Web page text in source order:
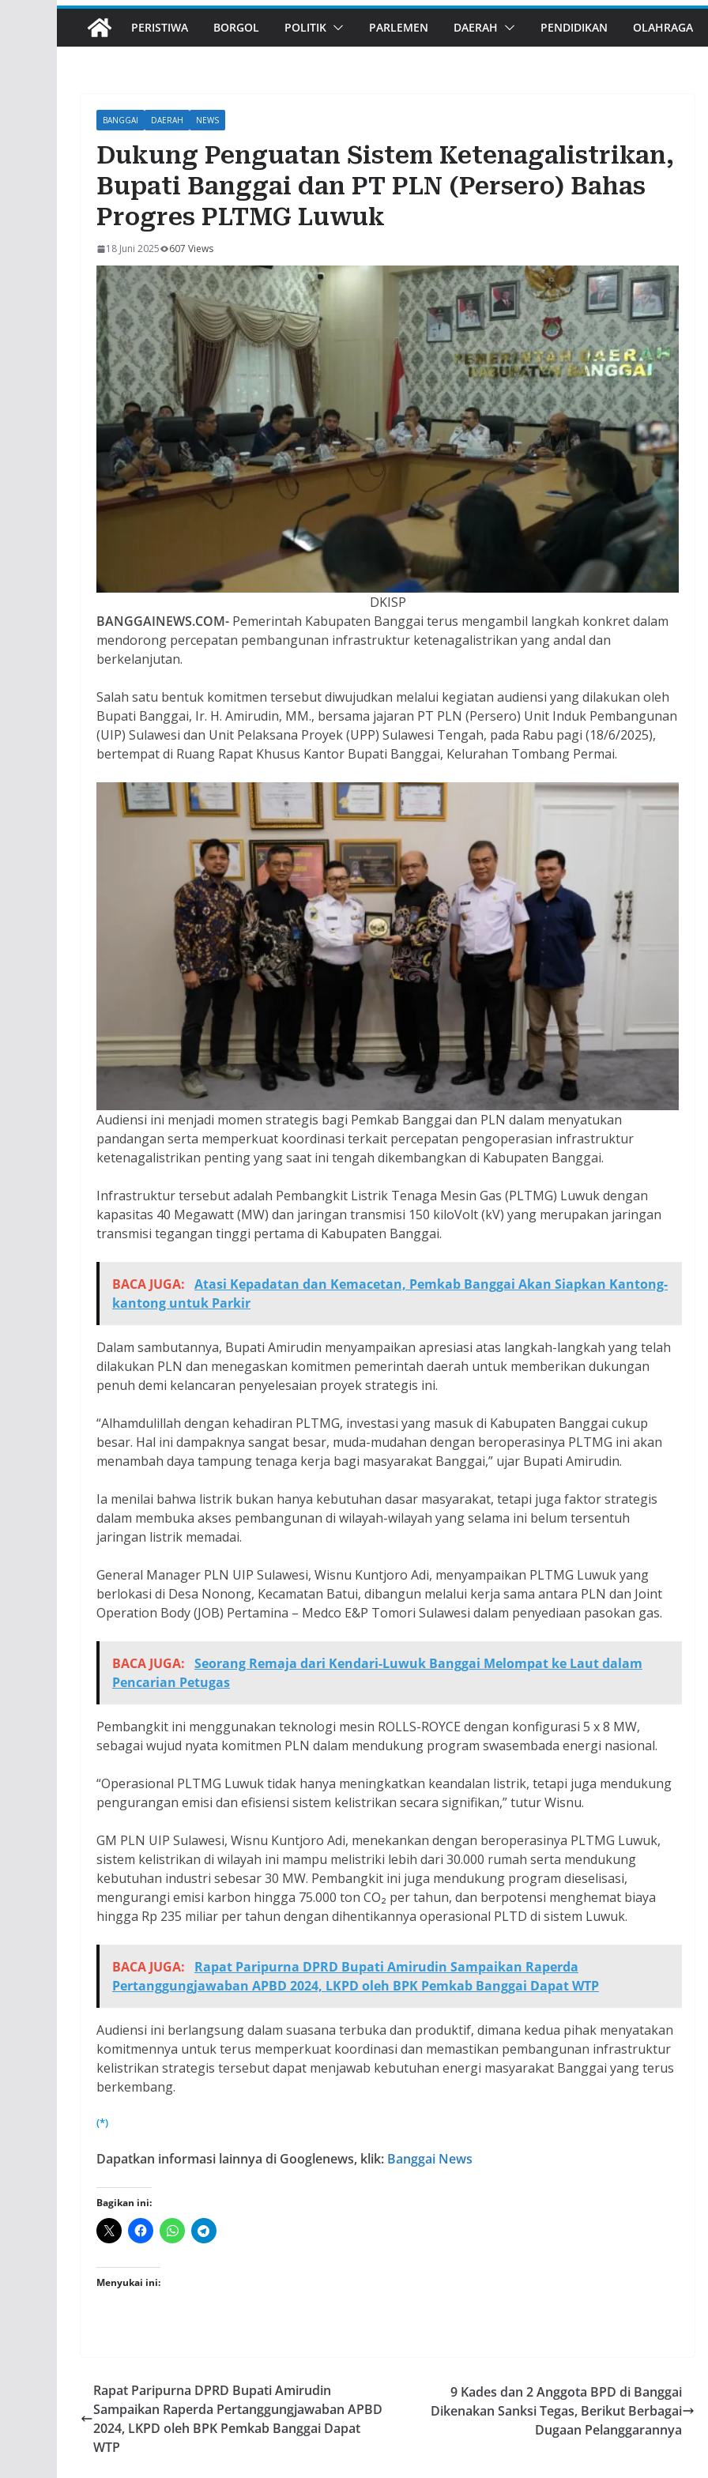
PERISTIWA BORGOL POLITIK PARLEMEN DAERAH PENDIDIKAN OLAHRAGA
BANGGAI DAERAH NEWS
Dukung Penguatan Sistem Ketenagalistrikan,
Bupati Banggai dan PT PLN (Persero) Bahas
Progres PLTMG Luwuk
18 Juni 2025 607 Views
DKISP
BANGGAINEWS.COM- Pemerintah Kabupaten Banggai terus mengambil langkah konkret dalam
mendorong percepatan pembangunan infrastruktur ketenagalistrikan yang andal dan
berkelanjutan.
Salah satu bentuk komitmen tersebut diwujudkan melalui kegiatan audiensi yang dilakukan oleh
Bupati Banggai, Ir. H. Amirudin, MM., bersama jajaran PT PLN (Persero) Unit Induk Pembangunan
(UIP) Sulawesi dan Unit Pelaksana Proyek (UPP) Sulawesi Tengah, pada Rabu pagi (18/6/2025),
bertempat di Ruang Rapat Khusus Kantor Bupati Banggai, Kelurahan Tombang Permai.
Audiensi ini menjadi momen strategis bagi Pemkab Banggai dan PLN dalam menyatukan
pandangan serta memperkuat koordinasi terkait percepatan pengoperasian infrastruktur
ketenagalistrikan penting yang saat ini tengah dikembangkan di Kabupaten Banggai.
Infrastruktur tersebut adalah Pembangkit Listrik Tenaga Mesin Gas (PLTMG) Luwuk dengan
kapasitas 40 Megawatt (MW) dan jaringan transmisi 150 kiloVolt (kV) yang merupakan jaringan
transmisi tegangan tinggi pertama di Kabupaten Banggai.
BACA JUGA: Atasi Kepadatan dan Kemacetan, Pemkab Banggai Akan Siapkan Kantong-
kantong untuk Parkir
Dalam sambutannya, Bupati Amirudin menyampaikan apresiasi atas langkah-langkah yang telah
dilakukan PLN dan menegaskan komitmen pemerintah daerah untuk memberikan dukungan
penuh demi kelancaran penyelesaian proyek strategis ini.
“Alhamdulillah dengan kehadiran PLTMG, investasi yang masuk di Kabupaten Banggai cukup
besar. Hal ini dampaknya sangat besar, muda-mudahan dengan beroperasinya PLTMG ini akan
menambah daya tampung tenaga kerja bagi masyarakat Banggai,” ujar Bupati Amirudin.
Ia menilai bahwa listrik bukan hanya kebutuhan dasar masyarakat, tetapi juga faktor strategis
dalam membuka akses pembangunan di wilayah-wilayah yang selama ini belum tersentuh
jaringan listrik memadai.
General Manager PLN UIP Sulawesi, Wisnu Kuntjoro Adi, menyampaikan PLTMG Luwuk yang
berlokasi di Desa Nonong, Kecamatan Batui, dibangun melalui kerja sama antara PLN dan Joint
Operation Body (JOB) Pertamina – Medco E&P Tomori Sulawesi dalam penyediaan pasokan gas.
BACA JUGA: Seorang Remaja dari Kendari-Luwuk Banggai Melompat ke Laut dalam
Pencarian Petugas
Pembangkit ini menggunakan teknologi mesin ROLLS-ROYCE dengan konfigurasi 5 x 8 MW,
sebagai wujud nyata komitmen PLN dalam mendukung program swasembada energi nasional.
“Operasional PLTMG Luwuk tidak hanya meningkatkan keandalan listrik, tetapi juga mendukung
pengurangan emisi dan efisiensi sistem kelistrikan secara signifikan,” tutur Wisnu.
GM PLN UIP Sulawesi, Wisnu Kuntjoro Adi, menekankan dengan beroperasinya PLTMG Luwuk,
sistem kelistrikan di wilayah ini mampu melistriki lebih dari 30.000 rumah serta mendukung
kebutuhan industri sebesar 30 MW. Pembangkit ini juga mendukung program dieselisasi,
mengurangi emisi karbon hingga 75.000 ton CO₂ per tahun, dan berpotensi menghemat biaya
hingga Rp 235 miliar per tahun dengan dihentikannya operasional PLTD di sistem Luwuk.
BACA JUGA:
Rapat Paripurna DPRD Bupati Amirudin Sampaikan Raperda
Pertanggungjawaban APBD 2024, LKPD oleh BPK Pemkab Banggai Dapat WTP
Audiensi ini berlangsung dalam suasana terbuka dan produktif, dimana kedua pihak menyatakan
komitmennya untuk terus memperkuat koordinasi dan memastikan pembangunan infrastruktur
kelistrikan strategis tersebut dapat menjawab kebutuhan energi masyarakat Banggai yang terus
berkembang.
(*)
Dapatkan informasi lainnya di Googlenews, klik: Banggai News
Bagikan ini:
Menyukai ini:
Rapat Paripurna DPRD Bupati Amirudin
Sampaikan Raperda Pertanggungjawaban APBD
2024, LKPD oleh BPK Pemkab Banggai Dapat
WTP
9 Kades dan 2 Anggota BPD di Banggai
Dikenakan Sanksi Tegas, Berikut Berbagai
Dugaan Pelanggarannya